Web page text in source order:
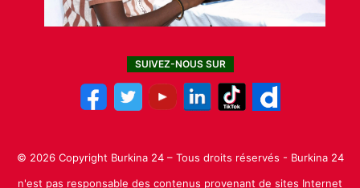
SUIVEZ-NOUS SUR
© 2026 Copyright Burkina 24 – Tous droits réservés - Burkina 24
n'est pas responsable des contenus provenant de sites Internet